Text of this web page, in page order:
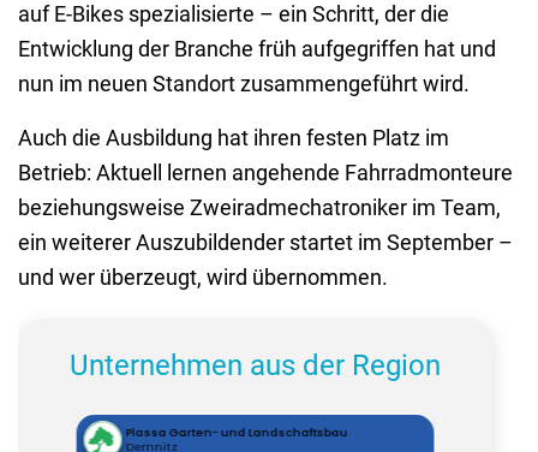
auf E-Bikes spezialisierte – ein Schritt, der die
Entwicklung der Branche früh aufgegriffen hat und
nun im neuen Standort zusammengeführt wird.
Auch die Ausbildung hat ihren festen Platz im
Betrieb: Aktuell lernen angehende Fahrradmonteure
beziehungsweise Zweiradmechatroniker im Team,
ein weiterer Auszubildender startet im September –
und wer überzeugt, wird übernommen.
Unternehmen aus der Region